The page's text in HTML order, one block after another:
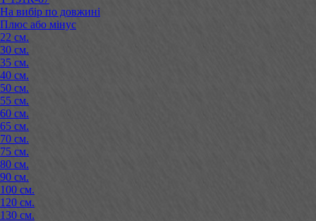
На вибір по довжині
Плюс або мінус
22 см.
30 см.
35 см.
40 см.
50 см.
55 см.
60 см.
65 см.
70 см.
75 см.
80 см.
90 см.
100 см.
120 см.
130 см.